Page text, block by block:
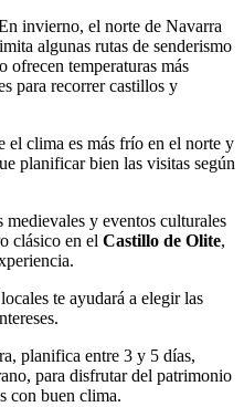
invierno, el norte de Navarra
algunas rutas de senderismo
ofrecen temperaturas más
para recorrer castillos y
el clima es más frío en el norte y
planificar bien las visitas según
y eventos culturales
clásico en el Castillo de Olite,
te ayudará a elegir las
planifica entre 3 y 5 días,
para disfrutar del patrimonio
con buen clima.